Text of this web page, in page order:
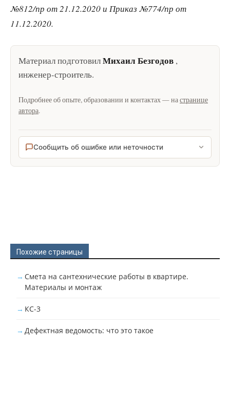
№812/пр от 21.12.2020 и Приказ №774/пр от
11.12.2020.
Материал подготовилМихаил Безгодов ,
инженер-строитель.
Подробнее об опыте, образовании и контактах — настранице
автора.
Сообщить об ошибке или неточности
Похожие страницы
Смета на сантехнические работы в квартире.
Материалы и монтаж
КС-3
Дефектная ведомость: что это такое